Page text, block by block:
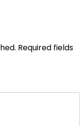
Required fields